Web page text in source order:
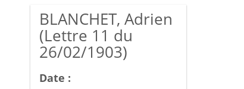
BLANCHET, Adrien
(Lettre 11 du
26/02/1903)
Date :